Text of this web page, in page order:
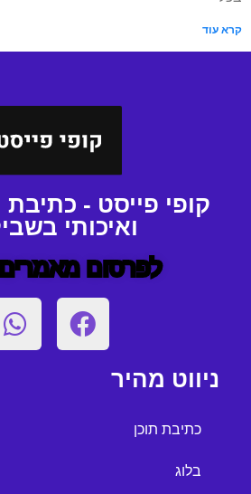
קרא עוד
קופי פייסט - כתיבת
ואיכותי
לפרסום
ניווט מהיר
כתיבת תוכן
בלוג